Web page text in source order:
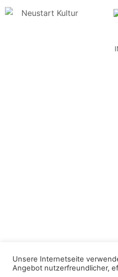
Unsere Internetseite
Angebot nutzerfreundlicher,